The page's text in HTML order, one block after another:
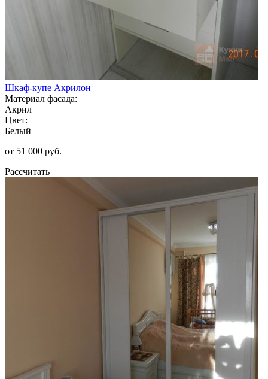
Шкаф-купе Акрилон
Материал фасада:
Акрил
Цвет:
Белый
от 51 000 руб.
Рассчитать